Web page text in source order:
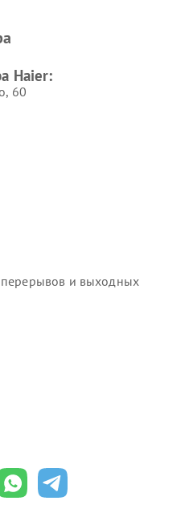
Ремонт посудомоечных
Haier:
60
и выходных